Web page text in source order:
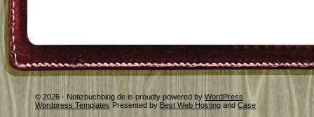
© 2026 - Notizbuchblog.de is proudly powered by WordPress
Wordpress Templates Presented by Best Web Hosting and Case